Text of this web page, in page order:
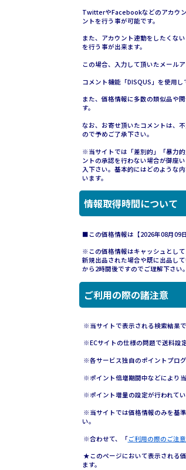
TwitterやFacebookなどのアカウ
ントを行う事が可能です。
また、アカウント連動をしたくな
を行う事が出来ます。
この場合、入力して頂いたメール
コメント機能「DISQUS」を使用
また、価格情報に多数の類似品や
す。
なお、お寄せ頂いたコメントは、
ので予めご了承下さい。
※当サイトでは「差別的」「暴力
ントの承認を行わない場合が御座
入下さい。基本的にはどのような
います。
情報取得時間について
■この価格情報は【2026年08月09
※この価格情報はキャッシュとし
新規出品された場合や既に出品し
から2時間後ですのでご理解下さい。
ご利用の際の諸注意
※当サイトで表示される検索結果
※ECサイトの仕様の問題で送料設
※各サービス独自のポイントプロ
※ポイント倍増期間中などにより
※ポイント増量の設定が行われて
※当サイトでは価格情報のみを基
い。
※合わせて、「ご利用の際のご注
★このページにおいて表示される
ます。